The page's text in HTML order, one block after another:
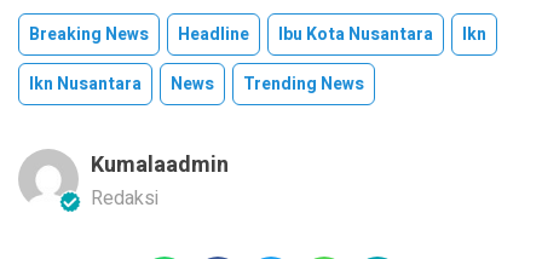
Breaking News Headline Ibu Kota Nusantara
Ikn
Ikn Nusantara
News Trending News
Kumalaadmin
Redaksi